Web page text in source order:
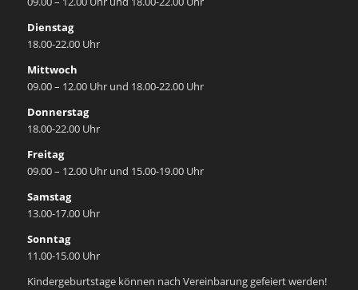
Dienstag
18.00-22.00 Uhr
Mittwoch
09.00 – 12.00 Uhr und 18.00-22.00 Uhr
Donnerstag
18.00-22.00 Uhr
Freitag
09.00 – 12.00 Uhr und 15.00-19.00 Uhr
Samstag
13.00-17.00 Uhr
Sonntag
11.00-15.00 Uhr
Kindergeburtstage können nach Vereinbarung gefeiert werden!